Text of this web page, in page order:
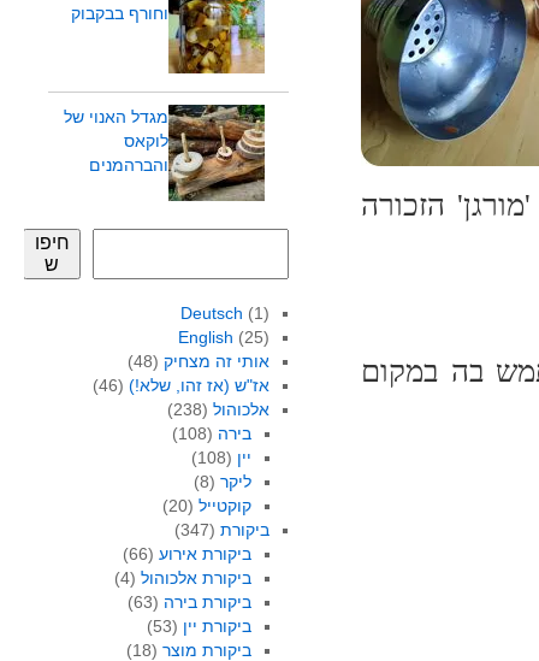
הזכורה
בה במקום
וחורף בבקבוק
מגדל האנוי של
לוקאס
והברהמנים
חיפו
ש
Deutsch (1)
English (25)
אותי זה מצחיק(48)
אז"ש (אז זהו, שלא!)(46)
אלכוהול(238)
בירה (108)
יין (108)
ליקר (8)
קוקטייל (20)
ביקורת(347)
ביקורת אירוע (66)
ביקורת אלכוהול (4)
ביקורת בירה (63)
ביקורת יין (53)
ביקורת מוצר (18)